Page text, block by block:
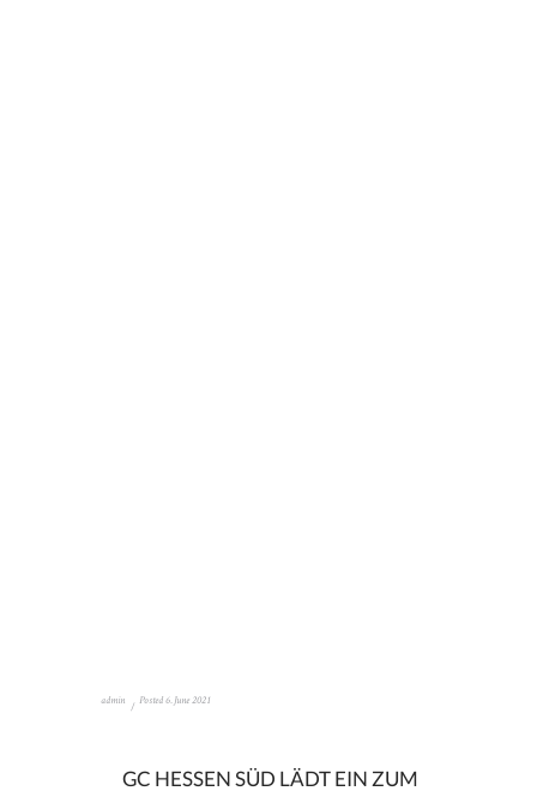
admin Posted6. June 2021
GC HESSEN SÜD LÄDT EIN ZUM